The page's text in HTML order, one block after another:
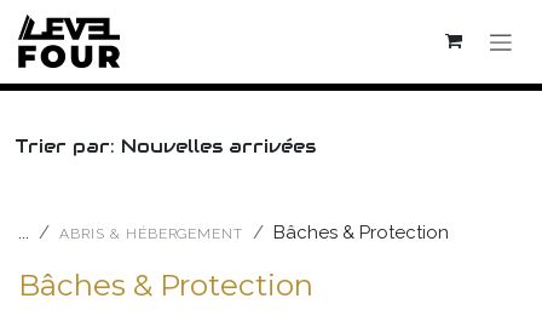
Se rendre au contenu
Trier par: Nouvelles arrivées
... ABRIS & HÉBERGEMENT Bâches & Protection
Bâches & Protection